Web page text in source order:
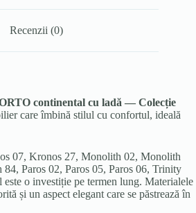
Recenzii (0)
continental cu ladă — Colecție
care îmbină stilul cu confortul, ideală
07, Kronos 27, Monolith 02, Monolith
Paros 02, Paros 05, Paros 06, Trinity
o investiție pe termen lung. Materialele
și un aspect elegant care se păstrează în